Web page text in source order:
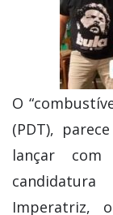
O
(PDT),
lançar
Imperatriz,